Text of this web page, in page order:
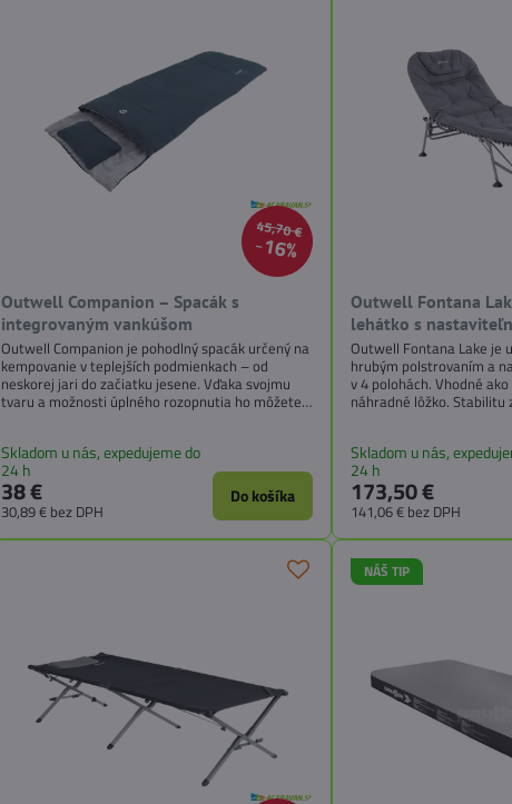
45,70 €
16%
Outwell Companion – Spacák s
integrovaným vankúšom
Outwell Companion je pohodlný spacák určený na
kempovanie v teplejších podmienkach – od
neskorej jari do začiatku jesene. Vďaka svojmu
tvaru a možnosti úplného rozopnutia ho môžete
Skladom u nás, expedujeme do
24 h
38 €
30,89 € bez DPH
Do košíka
Outwell Fontana
lehátko s
Outwell Fontana Lake je
hrubým polstrovaním a
v 4 polohách. Vhodné
náhradné lôžko.
Skladom u nás,
24 h
173,50 €
141,06 € bez DPH
NÁŠ TIP